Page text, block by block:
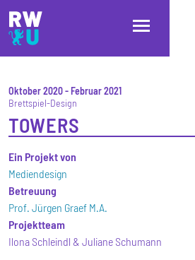
Direkt zum Inhalt
Direkt zur Hauptnavigation
Direkt zum Fußbereich
Oktober 2020- Februar 2021
Brettspiel-Design
TOWERS
Ein Projekt von
Mediendesign
Betreuung
Prof. Jürgen Graef M.A.
Projektteam
Ilona Schleindl & Juliane Schumann